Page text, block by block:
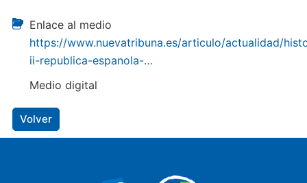
Enlace al medio
https://www.nuevatribuna.es/articulo/actualidad/
ii-republica-espanola-…
Medio digital
Volver